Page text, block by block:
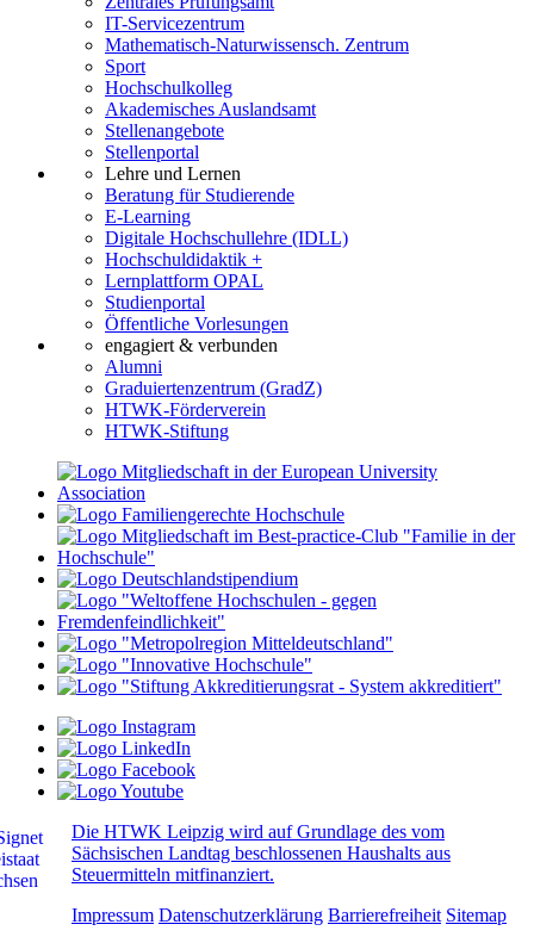
IT-Servicezentrum
Mathematisch-Naturwissensch. Zentrum
Sport
Hochschulkolleg
Akademisches Auslandsamt
Stellenangebote
Stellenportal
Lehre und Lernen
Beratung für Studierende
E-Learning
Digitale Hochschullehre (IDLL)
Hochschuldidaktik +
Lernplattform OPAL
Studienportal
Öffentliche Vorlesungen
engagiert & verbunden
Alumni
Graduiertenzentrum (GradZ)
HTWK-Förderverein
HTWK-Stiftung
Die HTWK Leipzig wird auf Grundlage des vom
Sächsischen Landtag beschlossenen Haushalts aus
Steuermitteln mitfinanziert.
Impressum Datenschutzerklärung Barrierefreiheit Sitemap